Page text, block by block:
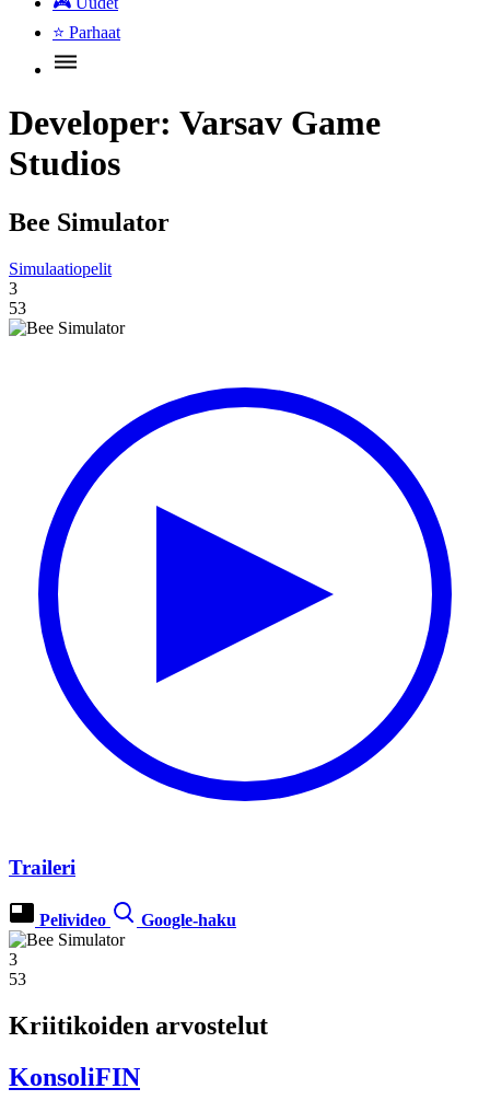
⭐ Parhaat
Developer: Varsav Game
Studios
Bee Simulator
Simulaatiopelit
3
53
Traileri
Pelivideo Google-haku
3
53
Kriitikoiden arvostelut
KonsoliFIN